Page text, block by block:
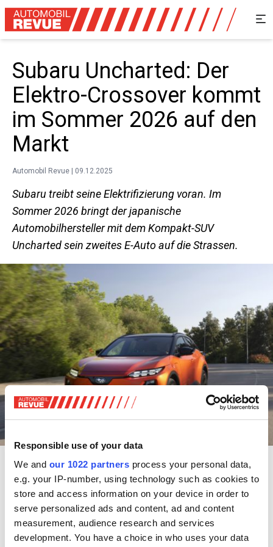
Responsible use of your data
We and our 1022 partners process your personal data,
e.g. your IP-number, using technology such as cookies to
store and access information on your device in order to
serve personalized ads and content, ad and content
measurement, audience research and services
development. You have a choice in who uses your data
Subaru Uncharted: Der
Elektro-Crossover kommt
im Sommer 2026 auf den
Markt
Automobil Revue | 09.12.2025
Subaru treibt seine Elektrifizierung voran. Im
Sommer 2026 bringt der japanische
Automobilhersteller mit dem Kompakt-SUV
Uncharted sein zweites E-Auto auf die Strassen.
Subaru Uncharted
Zum Start desSubaru Unchartedstehen drei
Antriebsvarianten zur Wahl. Das Topmodell fährt mit
Doppelmotor-Allradantrieb und einer Systemleistung von
252 kW (343 PS) vor. Eine 77-Kilowattstunden-Batterie
soll eine Reichweite von 525 Kilometern ermöglichen.